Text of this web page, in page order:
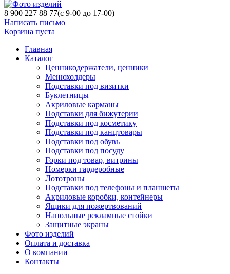
8 900 227 88 77(с 9-00 до 17-00)
Написать письмо
Корзина пуста
Главная
Каталог
Ценникодержатели, ценники
Менюхолдеры
Подставки под визитки
Буклетницы
Акриловые карманы
Подставки для бижутерии
Подставки под косметику
Подставки под канцтовары
Подставки под обувь
Подставки под посуду
Горки под товар, витрины
Номерки гардеробные
Лототроны
Подставки под телефоны и планшеты
Акриловые коробки, контейнеры
Ящики для пожертвований
Напольные рекламные стойки
Защитные экраны
Фото изделий
Оплата и доставка
О компании
Контакты